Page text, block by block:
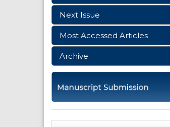
Next Issue
Most Accessed Articles
Archive